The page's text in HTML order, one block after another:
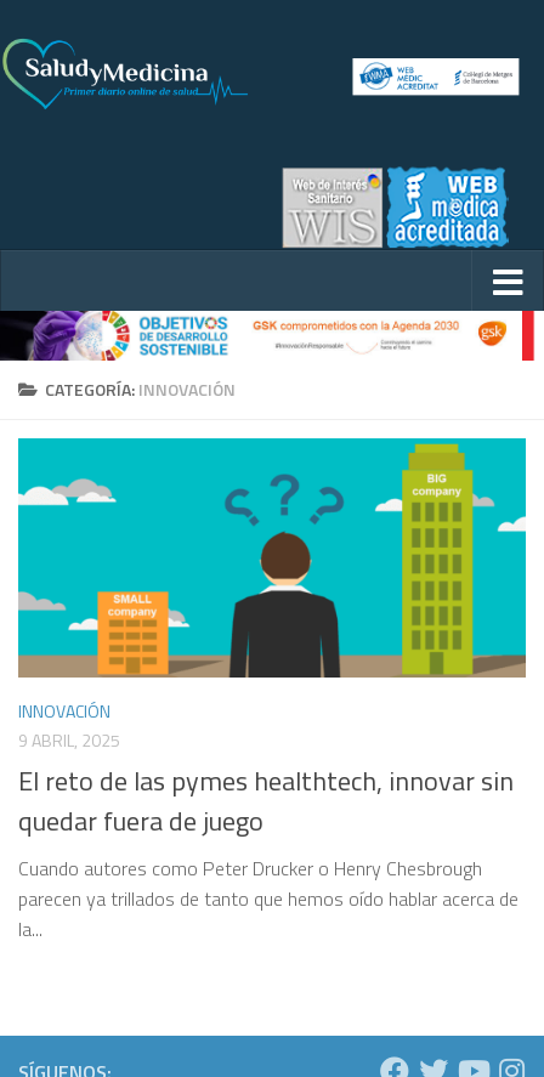
CATEGORÍA:INNOVACIÓN
INNOVACIÓN
9 ABRIL, 2025
El reto de las pymes healthtech, innovar sin
quedar fuera de juego
Cuando autores como Peter Drucker o Henry Chesbrough
parecen ya trillados de tanto que hemos oído hablar acerca de
la...